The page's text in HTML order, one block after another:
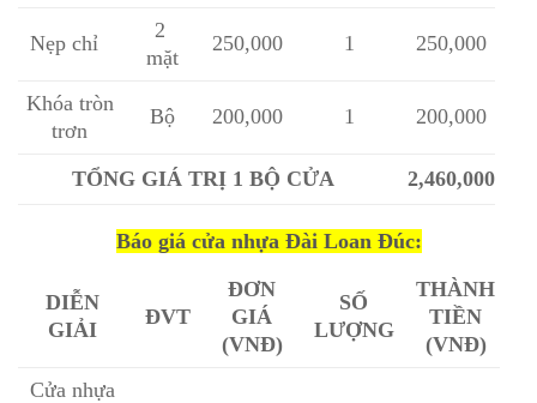
Nẹp chỉ
2
mặt
250,000 1 250,000
Khóa tròn
trơn
Bộ 200,000 1 200,000
TỔNG GIÁ TRỊ 1 BỘ CỬA 2,460,000
Báo giá cửa nhựa Đài Loan Đúc:
DIỄN
GIẢI
ĐVT
ĐƠN
GIÁ
(VNĐ)
SỐ
LƯỢNG
THÀNH
TIỀN
(VNĐ)
Cửa nhựa